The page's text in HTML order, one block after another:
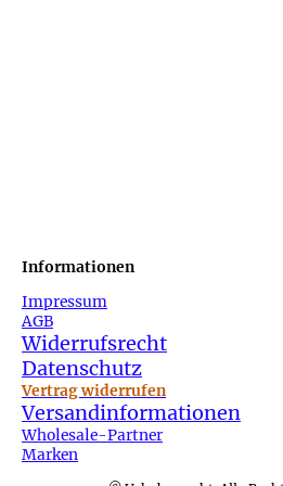
Impressum
AGB
Widerrufsrecht
Datenschutz
Vertrag widerrufen
Versandinformationen
Wholesale-Partner
Marken